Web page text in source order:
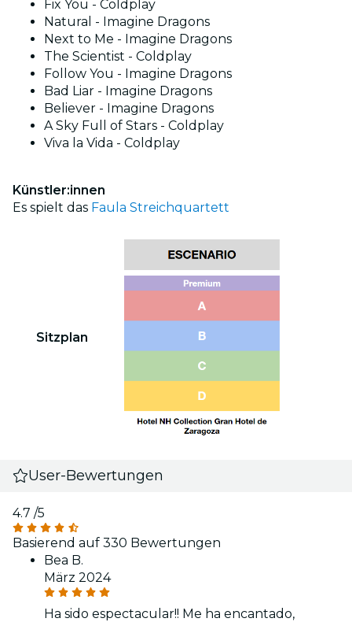
Fix You - Coldplay
Natural - Imagine Dragons
Next to Me - Imagine Dragons
The Scientist - Coldplay
Follow You - Imagine Dragons
Bad Liar - Imagine Dragons
Believer - Imagine Dragons
A Sky Full of Stars - Coldplay
Viva la Vida - Coldplay
Künstler:innen
Es spielt das Faula Streichquartett
Sitzplan
User-Bewertungen
4.7 /5
Basierend auf 330 Bewertungen
Bea B.
März 2024
Ha sido espectacular!! Me ha encantado,